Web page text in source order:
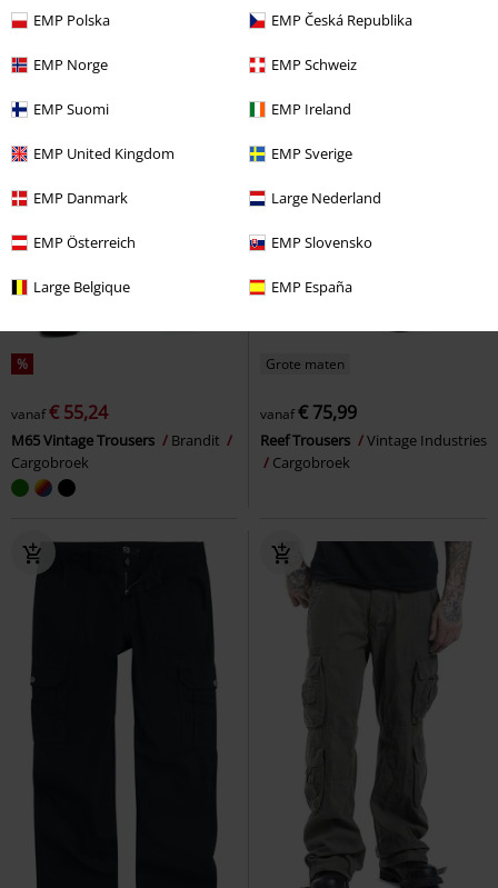
EMP Polska EMP Česká Republika
EMP Norge EMP Schweiz
EMP Suomi EMP Ireland
EMP United Kingdom EMP Sverige
EMP Danmark Large Nederland
EMP Österreich EMP Slovensko
Large Belgique EMP España
%
vanaf€ 55,24
M65 Vintage Trousers
Brandit
Cargobroek
Grote maten
vanaf€ 75,99
Reef Trousers
Vintage Industries
Cargobroek